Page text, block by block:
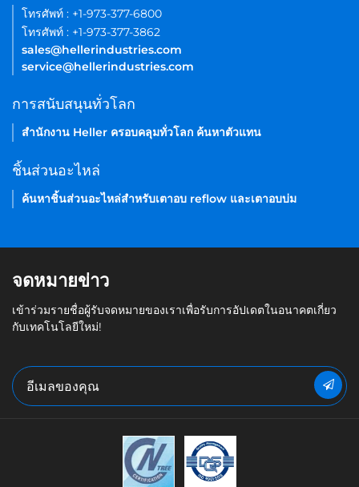
โทรศัพท์ : +1-973-377-6800
โทรศัพท์ : +1-973-377-3862
sales@hellerindustries.com
service@hellerindustries.com
การสนับสนุนทั่วโลก
สำนักงาน Heller ครอบคลุมทั่วโลก ค้นหาตัวแทน
ชิ้นส่วนอะไหล่
ค้นหาชิ้นส่วนอะไหล่สำหรับเตาอบ reflow และเตาอบบ่ม
จดหมายข่าว
เข้าร่วมรายชื่อผู้รับจดหมายของเราเพื่อรับการอัปเดตในอนาคตเกี่ยว
กับเทคโนโลยีใหม่!